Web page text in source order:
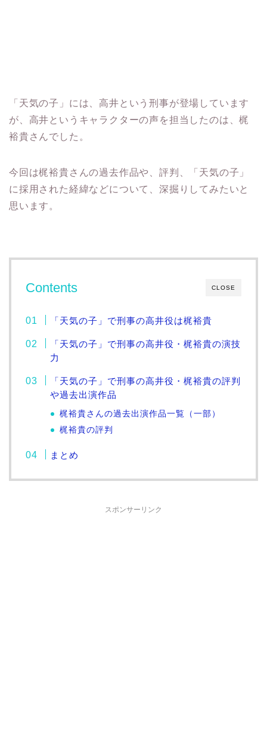
「天気の子」には、高井という刑事が登場しています
が、高井というキャラクターの声を担当したのは、梶
裕貴さんでした。
今回は梶裕貴さんの過去作品や、評判、「天気の子」
に採用された経緯などについて、深掘りしてみたいと
思います。
CLOSE
Contents
「天気の子」で刑事の高井役は梶裕貴
「天気の子」で刑事の高井役・梶裕貴の演技
力
「天気の子」で刑事の高井役・梶裕貴の評判
や過去出演作品
梶裕貴さんの過去出演作品一覧（一部）
梶裕貴の評判
まとめ
スポンサーリンク